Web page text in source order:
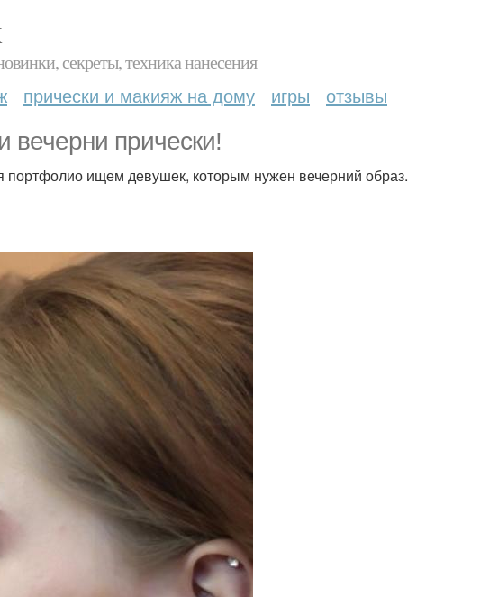
секреты, техника нанесения
прически и макияж на дому игры отзывы
прически!
ищем девушек, которым нужен вечерний образ.